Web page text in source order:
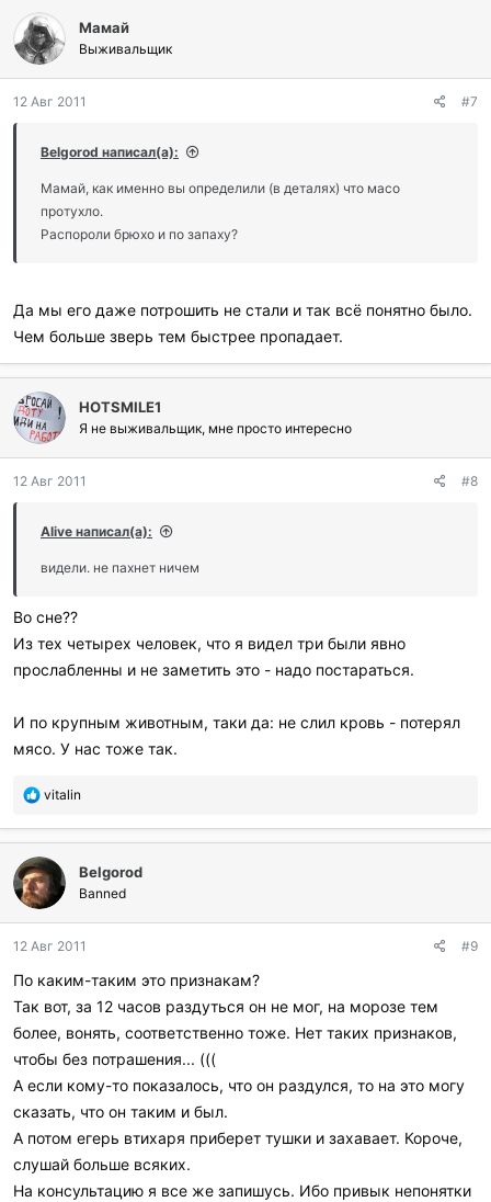
а
г
о
а
и
и
:
Мамай
Выживальщик
12 Авг 2011 #7
Belgorod написал(а):
Мамай, как именно вы определили (в деталях) что масо
протухло.
Распороли брюхо и по запаху?
Да мы его даже потрошить не стали и так всё понятно было.
Чем больше зверь тем быстрее пропадает.
HOTSMILE1
Я не выживальщик, мне просто интересно
12 Авг 2011 #8
Alive написал(а):
видели. не пахнет ничем
Во сне??
Из тех четырех человек, что я видел три были явно
прослабленны и не заметить это - надо постараться.
И по крупным животным, таки да: не слил кровь - потерял
мясо. У нас тоже так.
П
б
л
а
г
о
а
и
л
и
:
vitalin
Belgorod
Banned
12 Авг 2011 #9
По каким-таким это признакам?
Так вот, за 12 часов раздуться он не мог, на морозе тем
более, вонять, соответственно тоже. Нет таких признаков,
чтобы без потрашения... (((
А если кому-то показалось, что он раздулся, то на это могу
сказать, что он таким и был.
А потом егерь втихаря приберет тушки и захавает. Короче,
слушай больше всяких.
На консультацию я все же запишусь. Ибо привык непонятки